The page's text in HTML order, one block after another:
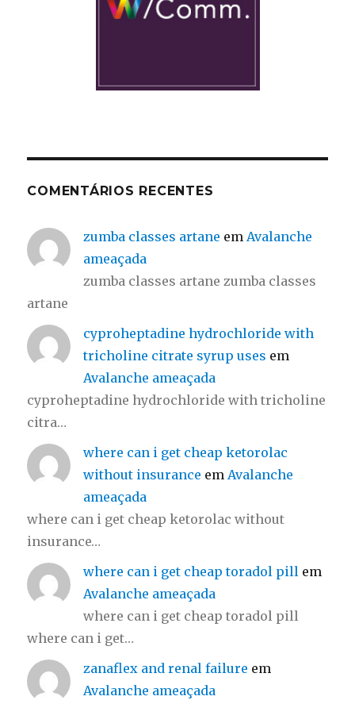
COMENTÁRIOS RECENTES
zumba classes artane em Avalanche
ameaçada
zumba classes artane zumba classes
artane
cyproheptadine hydrochloride with
tricholine citrate syrup uses em
Avalanche ameaçada
cyproheptadine hydrochloride with tricholine
citra…
where can i get cheap ketorolac
without insurance em Avalanche
ameaçada
where can i get cheap ketorolac without
insurance…
where can i get cheap toradol pill em
Avalanche ameaçada
where can i get cheap toradol pill
where can i get…
zanaflex and renal failure em
Avalanche ameaçada